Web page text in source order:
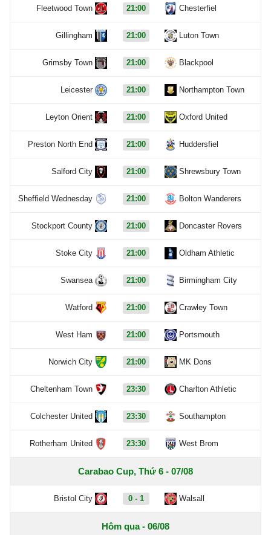
Fleetwood Town 21:00 Chesterfiel
Gillingham 21:00 Luton Town
Grimsby Town 21:00 Blackpool
Leicester 21:00 Northampton Town
Leyton Orient 21:00 Oxford United
Preston North End 21:00 Huddersfiel
Salford City 21:00 Shrewsbury Town
Sheffield Wednesday 21:00 Bolton Wanderers
Stockport County 21:00 Doncaster Rovers
Stoke City 21:00 Oldham Athletic
Swansea 21:00 Birmingham City
Watford 21:00 Crawley Town
West Ham 21:00 Portsmouth
Norwich City 21:00 MK Dons
Cheltenham Town 23:30 Charlton Athletic
Colchester United 23:30 Southampton
Rotherham United 23:30 West Brom
Carabao Cup, Thứ 6 - 07/08
Bristol City 0 - 1 Walsall
Hôm qua - 06/08